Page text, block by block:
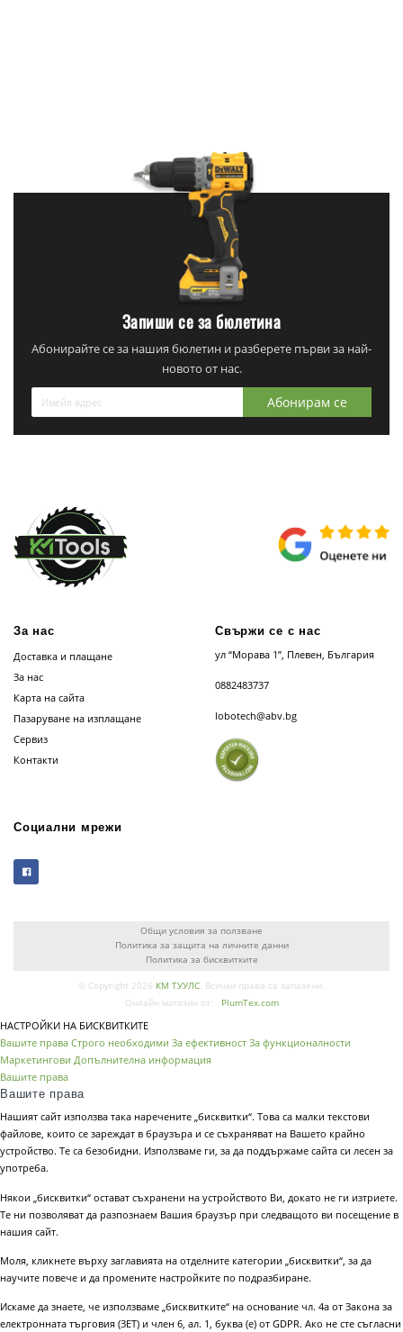
Запиши се за бюлетина
Абонирайте се за нашия бюлетин и разберете първи за най-
новото от нас.
Абонирам се
За нас
Доставка и плащане
За нас
Карта на сайта
Пазаруване на изплащане
Сервиз
Контакти
Свържи се с нас
ул “Морава 1”, Плевен, България
0882483737
lobotech@abv.bg
Социални мрежи
Общи условия за ползване
Политика за защита на личните данни
Политика за бисквитките
© Copyright 2026 КМ ТУУЛС. Всички права са запазени.
Онлайн магазин от:
PlumTex.com
НАСТРОЙКИ НА БИСКВИТКИТЕ
Вашите права Строго необходими За ефективност За функционалности
Маркетингови Допълнителна информация
Вашите права
Вашите права
Нашият сайт използва така наречените „бисквитки“. Това са малки текстови
файлове, които се зареждат в браузъра и се съхраняват на Вашето крайно
устройство. Те са безобидни. Използваме ги, за да поддържаме сайта си лесен за
употреба.
Някои „бисквитки“ остават съхранени на устройството Ви, докато не ги изтриете.
Те ни позволяват да разпознаем Вашия браузър при следващото ви посещение в
нашия сайт.
Моля, кликнете върху заглавията на отделните категории „бисквитки“, за да
научите повече и да промените настройките по подразбиране.
Искаме да знаете, че използваме „бисквитките“ на основание чл. 4а от Закона за
електронната търговия (ЗЕТ) и член 6, ал. 1, буква (е) от GDPR. Ако не сте съгласни